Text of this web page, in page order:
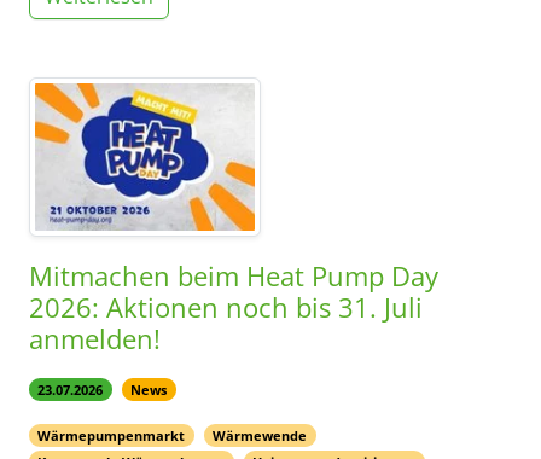
Mitmachen beim Heat Pump Day
2026: Aktionen noch bis 31. Juli
anmelden!
23.07.2026 News
Wärmepumpenmarkt
Wärmewende